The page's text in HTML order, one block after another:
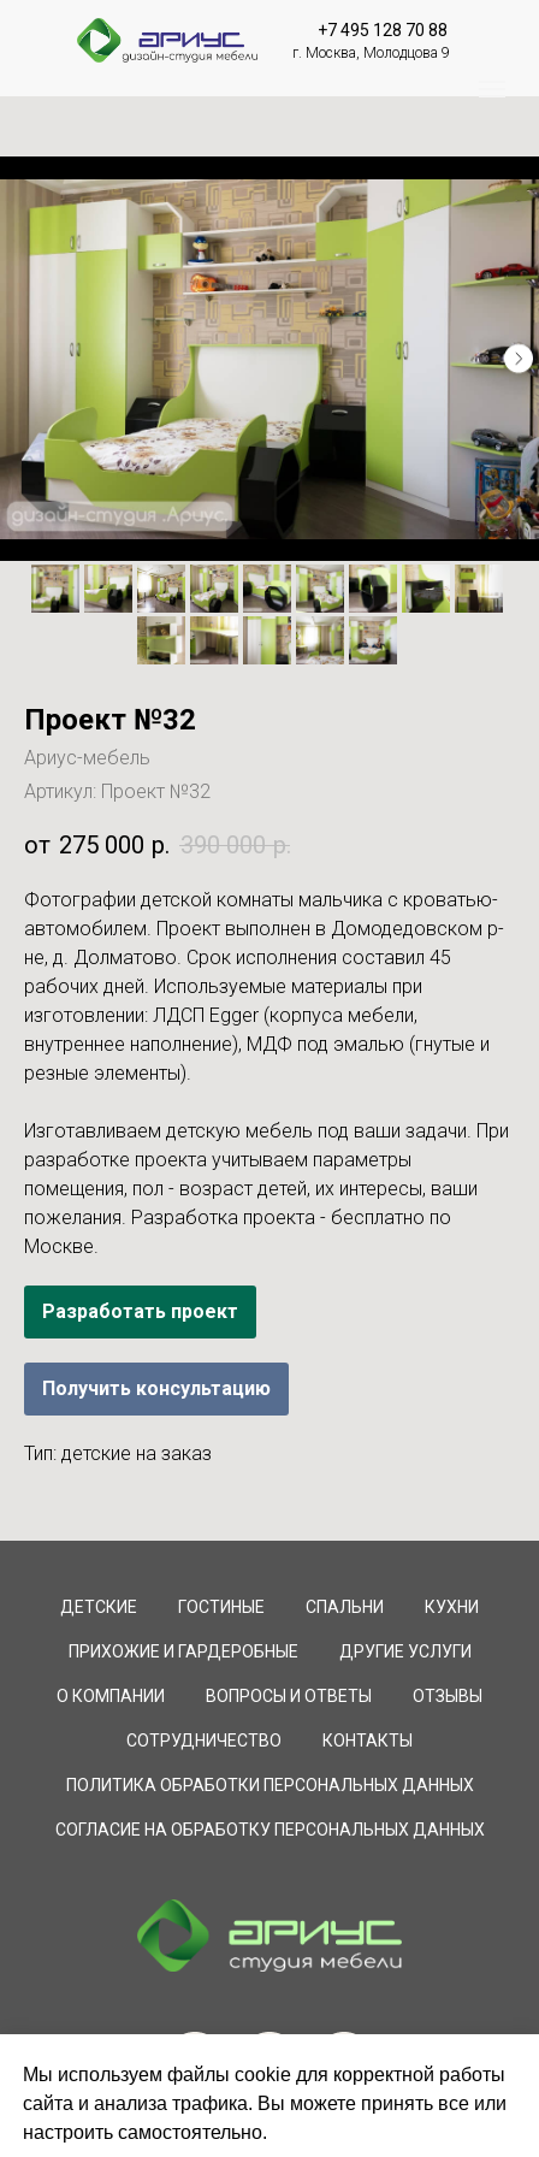
+7 495 128 70 88
г. Москва, Молодцова 9
Проект №32
Ариус-мебель
Артикул: Проект №32
275 000 р. 390 000 р.
Фотографии детской комнаты мальчика с кроватью-
автомобилем. Проект выполнен в Домодедовском р-
не, д. Долматово. Срок исполнения составил 45
рабочих дней. Используемые материалы при
изготовлении: ЛДСП Egger (корпуса мебели,
внутреннее наполнение), МДФ под эмалью (гнутые и
резные элементы).
Изготавливаем детскую мебель под ваши задачи. При
разработке проекта учитываем параметры
помещения, пол - возраст детей, их интересы, ваши
пожелания. Разработка проекта - бесплатно по
Москве.
Разработать проект
Получить консультацию
Тип: детские на заказ
ДЕТСКИЕ ГОСТИНЫЕ СПАЛЬНИ КУХНИ
ПРИХОЖИЕ И ГАРДЕРОБНЫЕ ДРУГИЕ УСЛУГИ
О КОМПАНИИ ВОПРОСЫ И ОТВЕТЫ ОТЗЫВЫ
СОТРУДНИЧЕСТВО КОНТАКТЫ
ПОЛИТИКА ОБРАБОТКИ ПЕРСОНАЛЬНЫХ ДАННЫХ
СОГЛАСИЕ НА ОБРАБОТКУ ПЕРСОНАЛЬНЫХ ДАННЫХ
Мы используем файлы cookie для корректной работы
сайта и анализа трафика. Вы можете принять все или
настроить самостоятельно.